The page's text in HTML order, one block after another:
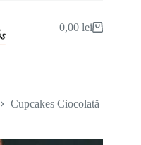
0,00lei
Cupcakes Ciocolată